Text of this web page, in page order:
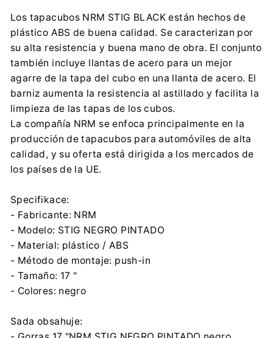
office@nrm.pl
0048 614 448 683
NRM Sp. z o.o.
Wspólna 7, 62-065 Grodzisk Wielkopolski
office@nrm.pl
0048 614 448 683
Los tapacubos NRM STIG BLACK están hechos de
plástico ABS de buena calidad. Se caracterizan por
su alta resistencia y buena mano de obra. El conjunto
también incluye llantas de acero para un mejor
agarre de la tapa del cubo en una llanta de acero. El
barniz aumenta la resistencia al astillado y facilita la
limpieza de las tapas de los cubos.
La compañía NRM se enfoca principalmente en la
producción de tapacubos para automóviles de alta
calidad, y su oferta está dirigida a los mercados de
los países de la UE.
Specifikace:
- Fabricante: NRM
- Modelo: STIG NEGRO PINTADO
- Material: plástico / ABS
- Método de montaje: push-in
- Tamaño: 17 "
- Colores: negro
Sada obsahuje: